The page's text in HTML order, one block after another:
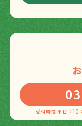
受付時間 平日： 10